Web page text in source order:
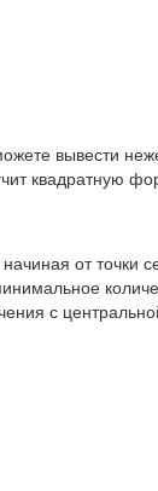
вывести
квадратную
от точки
с